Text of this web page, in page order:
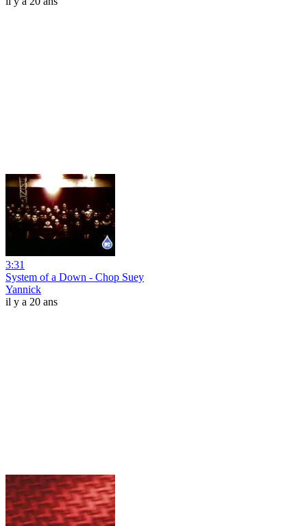
3:31
System of a Down - Chop Suey
Yannick
il y a 20 ans